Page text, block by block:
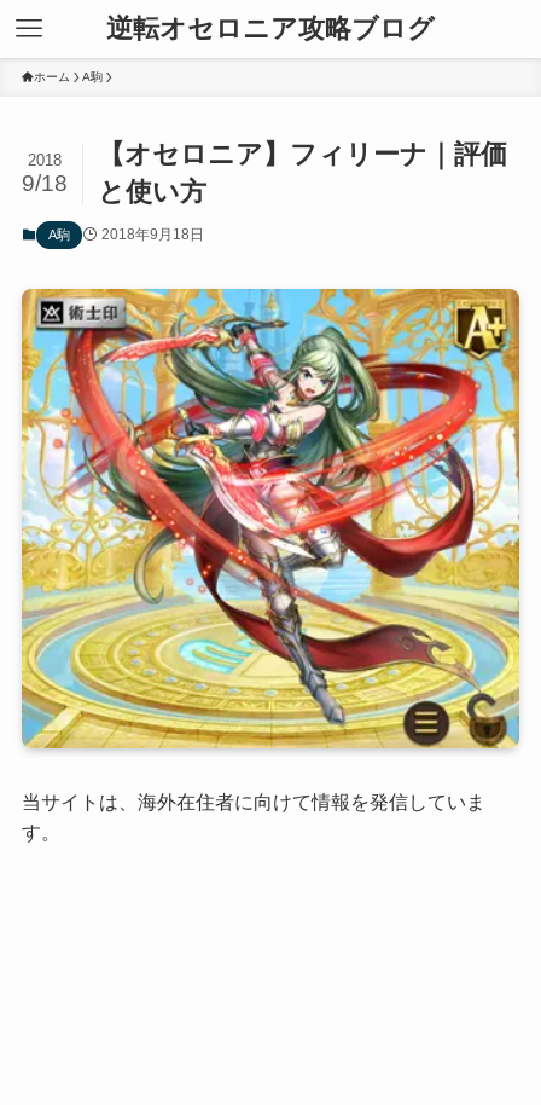
逆転オセロニア攻略ブログ
ホーム A駒
【オセロニア】フィリーナ｜評価
と使い方
2018
9/18
A駒 2018年9月18日
当サイトは、海外在住者に向けて情報を発信していま
す。